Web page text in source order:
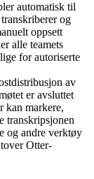
automatisk til
og
oppsett
alle teamets
for autoriserte
av
er avsluttet
kan markere,
transkripsjonen
og andre verktøy
Otter-